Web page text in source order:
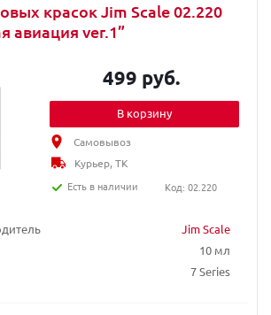
красок Jim Scale 02.220
авиация ver.1”
Jim Scale
10 мл
7 Series
499 руб.
В корзину
Самовывоз
Курьер, ТК
Есть в наличии
Код: 02.220